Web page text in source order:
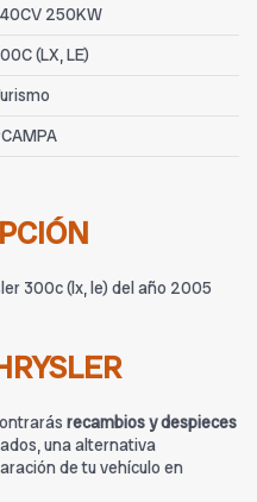
250KW
(LX, LE)
300c (lx, le) del año 2005
recambios y despieces
una alternativa
de tu vehículo en